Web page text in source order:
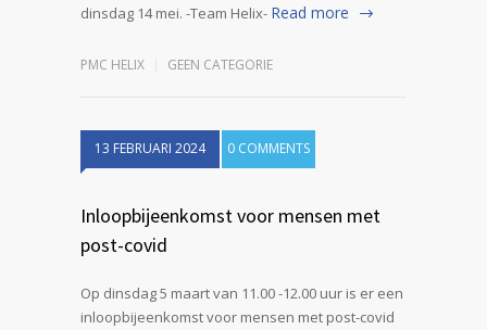
dinsdag 14 mei. -Team Helix- Read more
PMC HELIX GEEN CATEGORIE
13 FEBRUARI 2024 0 COMMENTS
Inloopbijeenkomst voor mensen met
post-covid
Op dinsdag 5 maart van 11.00 -12.00 uur is er een
inloopbijeenkomst voor mensen met post-covid